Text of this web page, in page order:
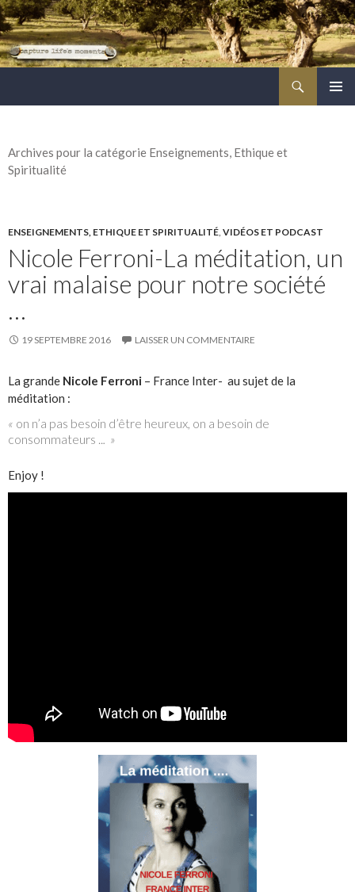
PRINCIPAL
Archives pour la catégorie Enseignements, Ethique et
Spiritualité
ENSEIGNEMENTS, ETHIQUE ET SPIRITUALITÉ, VIDÉOS ET PODCAST
Nicole Ferroni-La méditation, un
vrai malaise pour notre société
…
19 SEPTEMBRE 2016 LAISSER UN COMMENTAIRE
La grande Nicole Ferroni – France Inter- au sujet de la
méditation :
« on n’a pas besoin d’être heureux, on a besoin de
consommateurs ... »
Enjoy !